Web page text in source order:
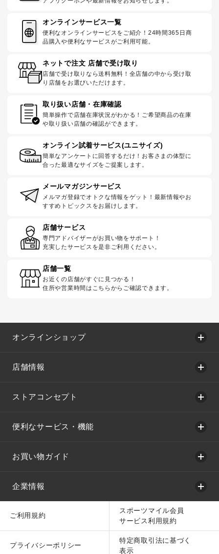
オンラインサービス一覧
便利なオンラインサービスをご紹介！24時間365日商
品購入や便利なサービスがご利用可能。
ネットで注文 店舗で受け取り
店舗で受け取りなら送料無料！全店舗の中から受け取
り店舗をお選びいただけます。
取り扱い店舗・在庫確認
簡単操作で店舗在庫状況がわかる！ご希望商品の在庫
や取り扱い店舗の確認ができます。
オンライン試着サービス(ユニサイズ)
簡単なアンケートに回答するだけ！お客さまの体型に
合った最適なサイズをご提案します。
メールマガジンサービス
メルマガ登録でオトクな情報をゲット！最新情報やお
すすめトピックスをお届けします。
店舗サービス
専門アドバイザーがお買い物をサポート！
充実したサービスを是非ご利用ください。
店舗一覧
お近くの店舗がすぐに見つかる！
住所や営業時間はこちらからご確認できます。
オンラインショップ
店舗情報
ストアコンセプト
便利なサービス・機能
お買い物ガイド
企業情報
ご利用規約
スポーツマイル会員
サービス利用規約
プライバシーポリシー
特定商取引法に基づく
表示